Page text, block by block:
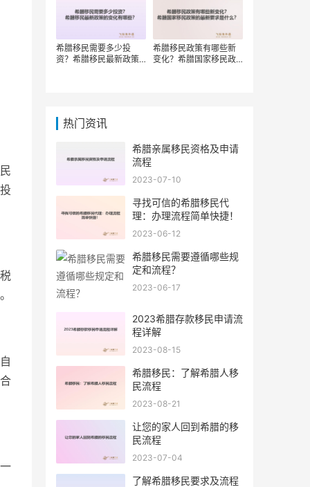
希腊移民需要多少投
资？希腊移民最新政策
希腊移民政策有哪些新
变化？希腊国家移民政
热门资讯
希腊亲属移民资格及申请
流程
2023-07-10
寻找可信的希腊移民代
理：办理流程简单快捷！
2023-06-12
希腊移民需要遵循哪些规
定和流程？
2023-06-17
2023希腊存款移民申请流
程详解
2023-08-15
希腊移民：了解希腊人移
民流程
2023-08-21
让您的家人回到希腊的移
民流程
2023-07-04
了解希腊移民要求及流程